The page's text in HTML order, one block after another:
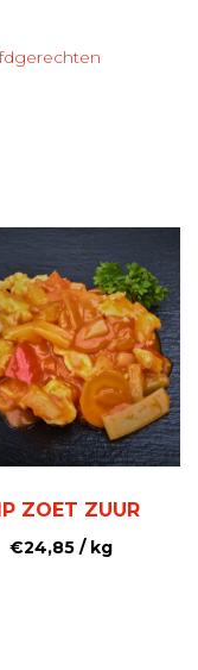
ZOET ZUUR
€24,85 / kg